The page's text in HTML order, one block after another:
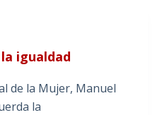
igualdad
de la Mujer, Manuel
la